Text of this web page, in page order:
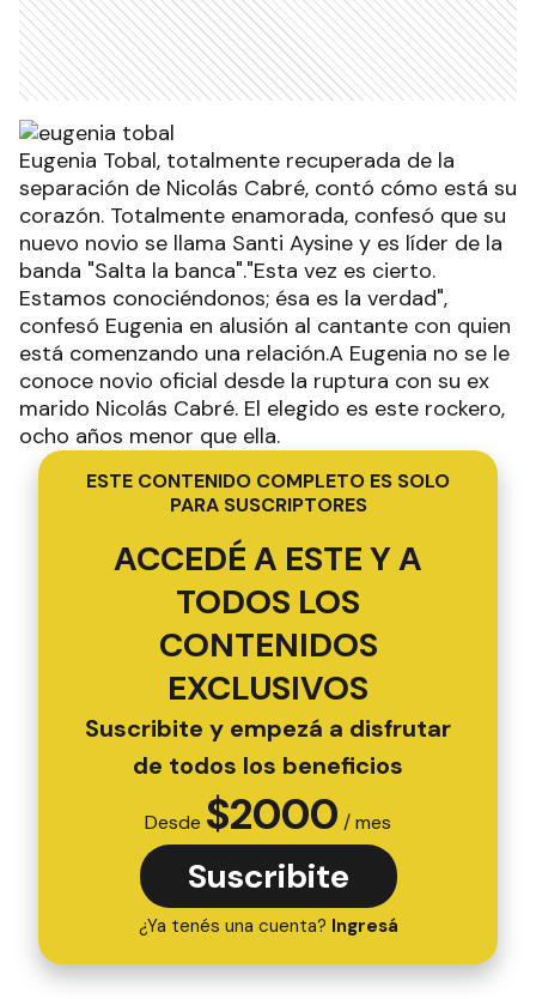
Eugenia Tobal, totalmente recuperada de la
separación de Nicolás Cabré, contó cómo está su
corazón. Totalmente enamorada, confesó que su
nuevo novio se llama Santi Aysine y es líder de la
banda "Salta la banca"."Esta vez es cierto.
Estamos conociéndonos; ésa es la verdad",
confesó Eugenia en alusión al cantante con quien
está comenzando una relación.A Eugenia no se le
conoce novio oficial desde la ruptura con su ex
marido Nicolás Cabré. El elegido es este rockero,
ocho años menor que ella.
ESTE CONTENIDO COMPLETO ES SOLO
PARA SUSCRIPTORES
ACCEDÉ A ESTE Y A
TODOS LOS
CONTENIDOS
EXCLUSIVOS
Suscribite y empezá a disfrutar
de todos los beneficios
Desde $2000 / mes
Suscribite
¿Ya tenés una cuenta? Ingresá